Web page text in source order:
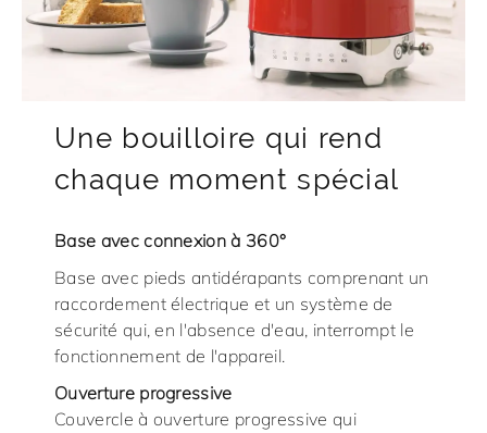
Une bouilloire qui rend
chaque moment spécial
Base avec connexion à 360°
Base avec pieds antidérapants comprenant un
raccordement électrique et un système de
sécurité qui, en l'absence d'eau, interrompt le
fonctionnement de l'appareil.
Ouverture progressive
Couvercle à ouverture progressive qui